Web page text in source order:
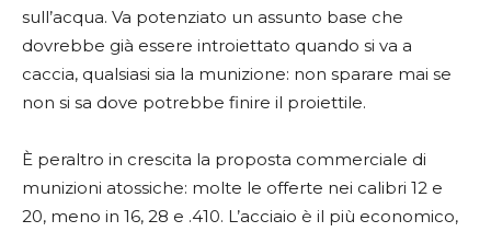
sull’acqua. Va potenziato un assunto base che
dovrebbe già essere introiettato quando si va a
caccia, qualsiasi sia la munizione: non sparare mai se
non si sa dove potrebbe finire il proiettile.
È peraltro in crescita la proposta commerciale di
munizioni atossiche: molte le offerte nei calibri 12 e
20, meno in 16, 28 e .410. L’acciaio è il più economico,